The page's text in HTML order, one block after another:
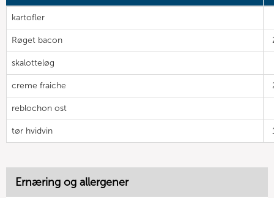
kartofler
Røget bacon
skalotteløg
creme fraiche
reblochon ost
tør hvidvin
Ernæring og allergener